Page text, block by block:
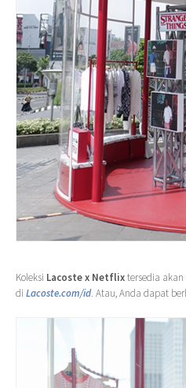
Koleksi Lacostex Netflixtersedia
di Lacoste.com/id. Atau, Anda dapat